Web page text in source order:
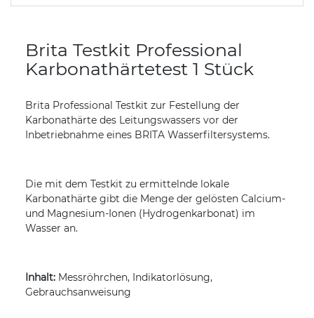
Brita Testkit Professional
Karbonathärtetest 1 Stück
Brita Professional Testkit zur Festellung der
Karbonathärte des Leitungswassers vor der
Inbetriebnahme eines BRITA Wasserfiltersystems.
Die mit dem Testkit zu ermittelnde lokale
Karbonathärte gibt die Menge der gelösten Calcium-
und Magnesium-Ionen (Hydrogenkarbonat) im
Wasser an.
Inhalt: Messröhrchen, Indikatorlösung,
Gebrauchsanweisung